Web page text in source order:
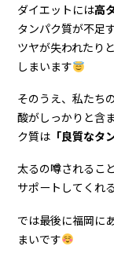
ダイエットには高
タンパク質が不足
ツヤが失われたり
しまいます
そのうえ、私たち
酸がしっかりと含
ク質は 「良質なタ
太るの噂されるこ
サポートしてくれ
では最後に福岡に
まいです